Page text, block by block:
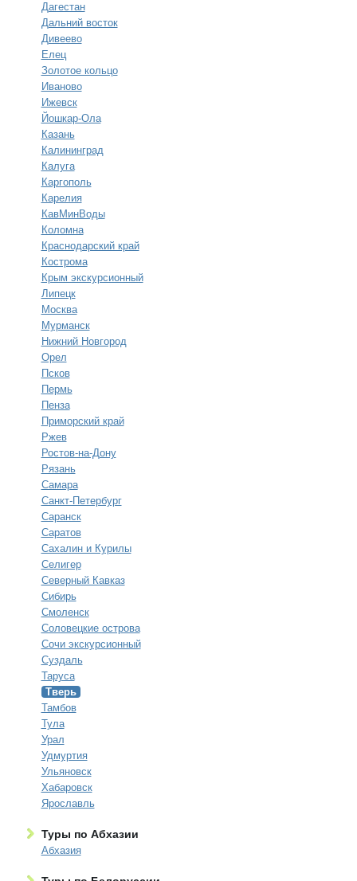
Дагестан
Дальний восток
Дивеево
Елец
Золотое кольцо
Иваново
Ижевск
Йошкар-Ола
Казань
Калининград
Калуга
Каргополь
Карелия
КавМинВоды
Коломна
Краснодарский край
Кострома
Крым экскурсионный
Липецк
Москва
Мурманск
Нижний Новгород
Орел
Псков
Пермь
Пенза
Приморский край
Ржев
Ростов-на-Дону
Рязань
Самара
Санкт-Петербург
Саранск
Саратов
Сахалин и Курилы
Селигер
Северный Кавказ
Сибирь
Смоленск
Соловецкие острова
Сочи экскурсионный
Суздаль
Таруса
Тверь
Тамбов
Тула
Урал
Удмуртия
Ульяновск
Хабаровск
Ярославль
Туры по Абхазии
Абхазия